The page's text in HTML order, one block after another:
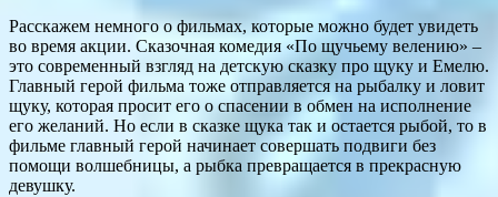
Расскажем немного о фильмах, которые можно будет увидеть
во время акции. Сказочная комедия «По щучьему велению» –
это современный взгляд на детскую сказку про щуку и Емелю.
Главный герой фильма тоже отправляется на рыбалку и ловит
щуку, которая просит его о спасении в обмен на исполнение
его желаний. Но если в сказке щука так и остается рыбой, то в
фильме главный герой начинает совершать подвиги без
помощи волшебницы, а рыбка превращается в прекрасную
девушку.